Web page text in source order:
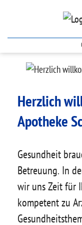
Herzlich
Apotheke
Gesundheit
Betreuung. In
wir uns Zeit für
kompetent zu